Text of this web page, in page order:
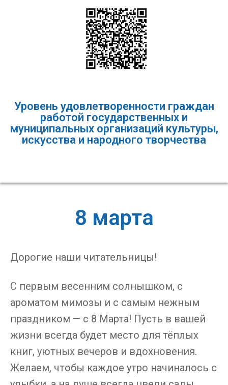
Уровень удовлетворенности граждан
работой государственных и
муниципальных организаций культуры,
искусства и народного творчества
8 марта
Дорогие наши читательницы!
С первым весенним солнышком, с
ароматом мимозы и с самым нежным
праздником — с 8 Марта! Пусть в вашей
жизни всегда будет место для тёплых
книг, уютных вечеров и вдохновения.
Желаем, чтобы каждое утро начиналось с